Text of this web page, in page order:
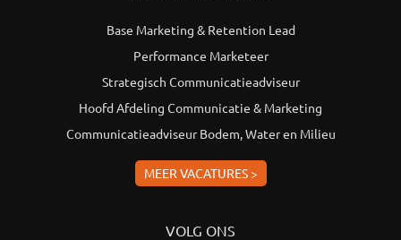
Base Marketing & Retention Lead
Performance Marketeer
Strategisch Communicatieadviseur
Hoofd Afdeling Communicatie & Marketing
Communicatieadviseur Bodem, Water en Milieu
MEER VACATURES >
VOLG ONS